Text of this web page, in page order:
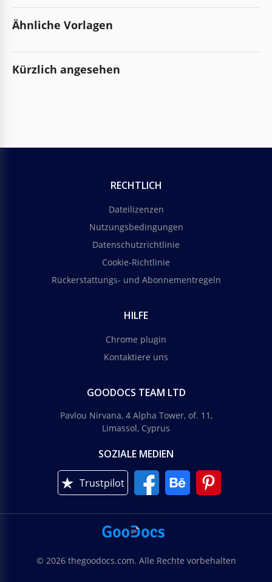
Ähnliche Vorlagen
Kürzlich angesehen
RECHTLICH
Dateilizenzen
Nutzungsbedingungen
Datenschutzrichtlinie
Cookie-Richtlinie
Rückerstattungs- und Abonnementregeln
HILFE
Chrome plugin
Kontaktiere uns
GOODOCS TEAM LTD
Pavlou Nirvana, 4 Alpha Tower, of. 11,
Limassol, Cyprus
SOZIALE MEDIEN
Trustpilot
© 2026 thegoodocs.com. Alle Rechte vorbehalten